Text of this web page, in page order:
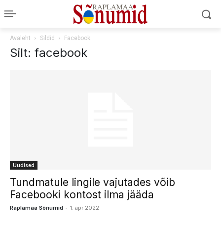
Avaleht Sildid Facebook
Silt: facebook
Uudised
Tundmatule lingile vajutades võib
Facebooki kontost ilma jääda
Raplamaa Sõnumid - 1. apr 2022